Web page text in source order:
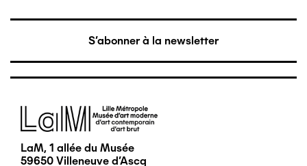
S'abonner à la newsletter
Image
LaM, 1 allée du Musée
59650 Villeneuve d'Ascq